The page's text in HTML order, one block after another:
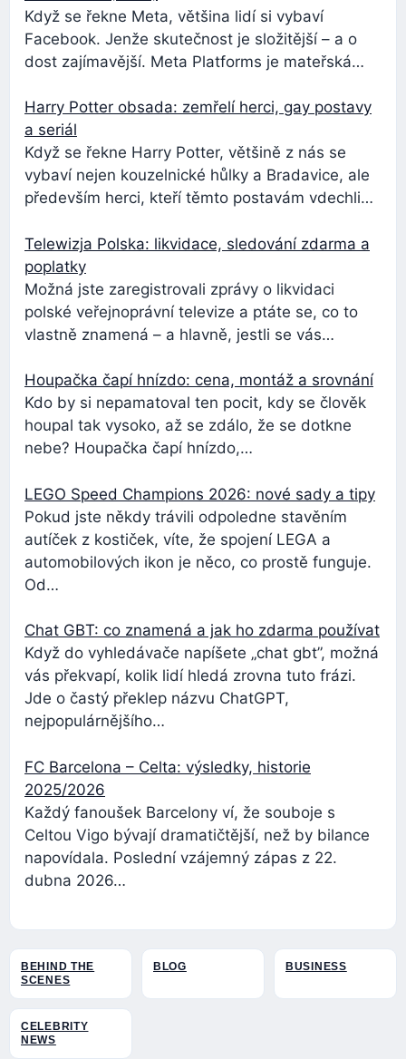
Když se řekne Meta, většina lidí si vybaví
Facebook. Jenže skutečnost je složitější – a o
dost zajímavější. Meta Platforms je mateřská…
Harry Potter obsada: zemřelí herci, gay postavy
a seriál
Když se řekne Harry Potter, většině z nás se
vybaví nejen kouzelnické hůlky a Bradavice, ale
především herci, kteří těmto postavám vdechli…
Telewizja Polska: likvidace, sledování zdarma a
poplatky
Možná jste zaregistrovali zprávy o likvidaci
polské veřejnoprávní televize a ptáte se, co to
vlastně znamená – a hlavně, jestli se vás…
Houpačka čapí hnízdo: cena, montáž a srovnání
Kdo by si nepamatoval ten pocit, kdy se člověk
houpal tak vysoko, až se zdálo, že se dotkne
nebe? Houpačka čapí hnízdo,…
LEGO Speed Champions 2026: nové sady a tipy
Pokud jste někdy trávili odpoledne stavěním
autíček z kostiček, víte, že spojení LEGA a
automobilových ikon je něco, co prostě funguje.
Od…
Chat GBT: co znamená a jak ho zdarma používat
Když do vyhledávače napíšete „chat gbt”, možná
vás překvapí, kolik lidí hledá zrovna tuto frázi.
Jde o častý překlep názvu ChatGPT,
nejpopulárnějšího…
FC Barcelona – Celta: výsledky, historie
2025/2026
Každý fanoušek Barcelony ví, že souboje s
Celtou Vigo bývají dramatičtější, než by bilance
napovídala. Poslední vzájemný zápas z 22.
dubna 2026…
BEHIND THE
SCENES
BLOG BUSINESS
CELEBRITY
NEWS